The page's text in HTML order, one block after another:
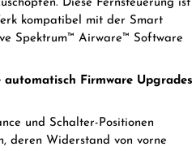
Diese Fernsteuerung ist
kompatibel mit der Smart
Spektrum™ Airware™ Software
Firmware Upgrades
und Schalter-Positionen
deren Widerstand von vorne